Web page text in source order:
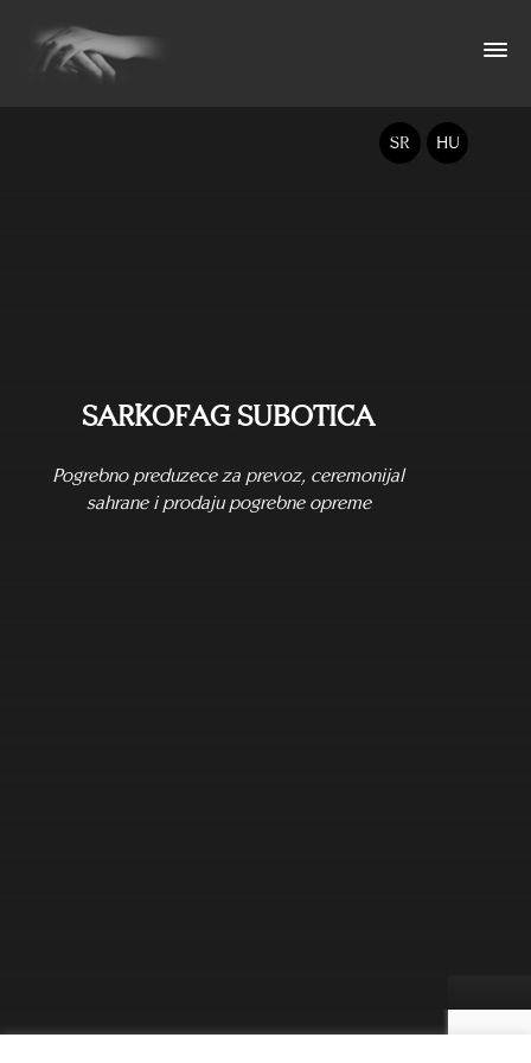
SR HU
SARKOFAG SUBOTICA
Pogrebno preduzece za prevoz, ceremonijal
sahrane i prodaju pogrebne opreme